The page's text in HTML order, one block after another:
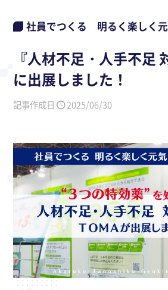
社員でつくる 明るく楽しく
『人材不足・人手不足
に出展しました！
記事作成日 2025/06/30